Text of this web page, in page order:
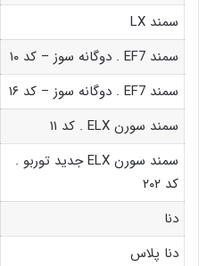
سمند LX
سمند EF7 . دوگانه سوز – کد ۱۰
سمند EF7 . دوگانه سوز – کد ۱۶
سمند سورن ELX . کد ۱۱
سمند سورن ELX جدید توربو .
کد ۲۰۲
دنا
دنا پلاس